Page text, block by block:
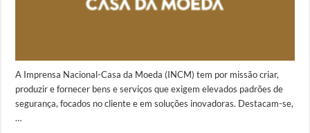
A Imprensa Nacional-Casa da Moeda (INCM) tem por missão criar,
produzir e fornecer bens e serviços que exigem elevados padrões de
segurança, focados no cliente e em soluções inovadoras. Destacam-se,
…